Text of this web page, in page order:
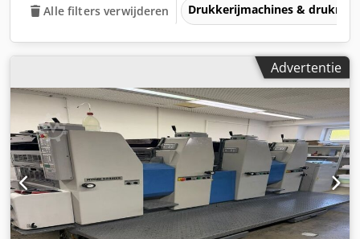
Alle filters verwijderen Drukkerijmachines &
Advertentie